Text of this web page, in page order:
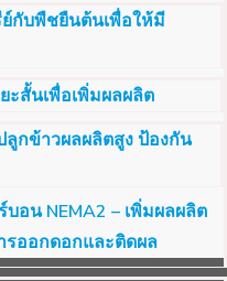
กับพืชยืนต้นเพื่อให้มี
สั้นเพื่อเพิ่มผลผลิต
ลูกข้าวผลผลิตสูง ป้องกัน
อน NEMA2 – เพิ่มผลผลิต
รออกดอกและติดผล